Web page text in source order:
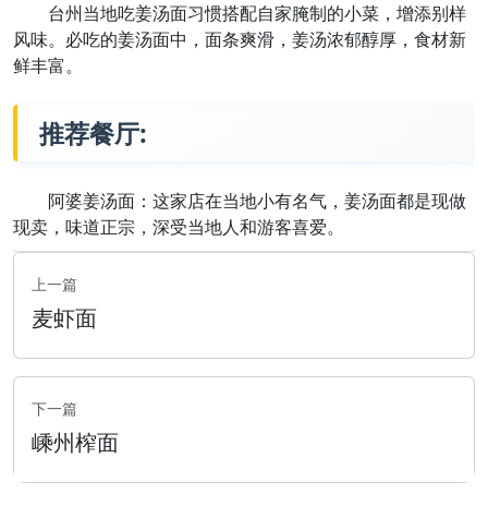
台州当地吃姜汤面习惯搭配自家腌制的小菜，增添别样
风味。必吃的姜汤面中，面条爽滑，姜汤浓郁醇厚，食材新
鲜丰富。
推荐餐厅:
阿婆姜汤面：这家店在当地小有名气，姜汤面都是现做
现卖，味道正宗，深受当地人和游客喜爱。
上一篇
麦虾面
下一篇
嵊州榨面